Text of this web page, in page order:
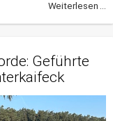
Weiterlesen ...
Geführte